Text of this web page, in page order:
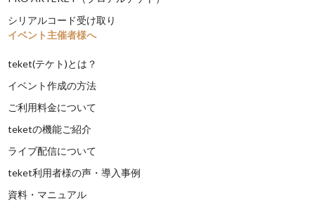
シリアルコード受け取り
イベント主催者様へ
teket(テケト)とは？
イベント作成の方法
ご利用料金について
teketの機能ご紹介
ライブ配信について
teket利用者様の声・導入事例
資料・マニュアル